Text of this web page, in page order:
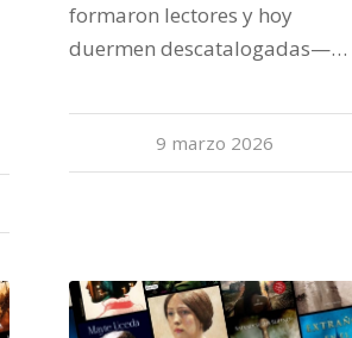
formaron lectores y hoy
duermen descatalogadas—…
9 marzo 2026